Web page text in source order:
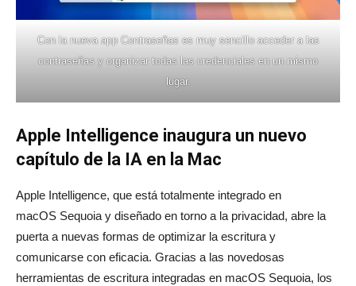
Con la nueva app Contraseñas es muy sencillo acceder a las
contraseñas y organizar todas las credenciales en un mismo
lugar.
Apple Intelligence inaugura un nuevo
capítulo de la IA en la Mac
Apple Intelligence, que está totalmente integrado en
macOS Sequoia y diseñado en torno a la privacidad, abre la
puerta a nuevas formas de optimizar la escritura y
comunicarse con eficacia. Gracias a las novedosas
herramientas de escritura integradas en macOS Sequoia, los